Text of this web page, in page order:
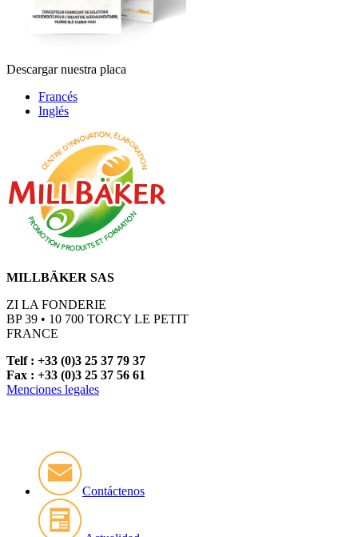
Descargar nuestra placa
Francés
Inglés
MILLBÄKER SAS
ZI LA FONDERIE
BP 39 • 10 700 TORCY LE PETIT
FRANCE
Telf : +33 (0)3 25 37 79 37
Fax : +33 (0)3 25 37 56 61
Menciones legales
Contáctenos